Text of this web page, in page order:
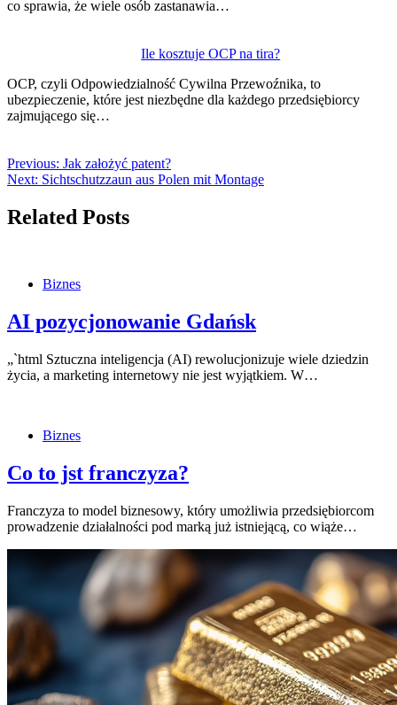
co sprawia, że wiele osób zastanawia…
Ile kosztuje OCP na tira?
OCP, czyli Odpowiedzialność Cywilna Przewoźnika, to
ubezpieczenie, które jest niezbędne dla każdego przedsiębiorcy
zajmującego się…
Previous: Jak założyć patent?
Next: Sichtschutzzaun aus Polen mit Montage
Related Posts
Biznes
AI pozycjonowanie Gdańsk
„`html Sztuczna inteligencja (AI) rewolucjonizuje wiele dziedzin
życia, a marketing internetowy nie jest wyjątkiem. W…
Biznes
Co to jst franczyza?
Franczyza to model biznesowy, który umożliwia przedsiębiorcom
prowadzenie działalności pod marką już istniejącą, co wiąże…